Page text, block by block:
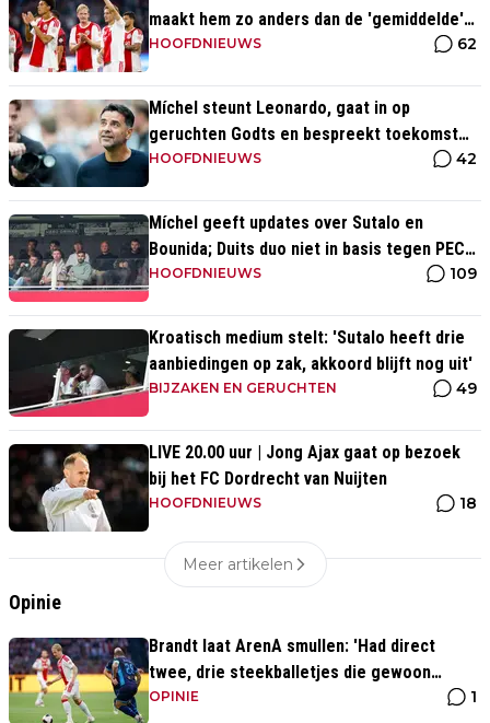
maakt hem zo anders dan de 'gemiddelde'
voetballer?
HOOFDNIEUWS 62
Míchel steunt Leonardo, gaat in op
geruchten Godts en bespreekt toekomst
Baas bij Ajax
HOOFDNIEUWS 42
Míchel geeft updates over Sutalo en
Bounida; Duits duo niet in basis tegen PEC
Zwolle
HOOFDNIEUWS 109
Kroatisch medium stelt: 'Sutalo heeft drie
aanbiedingen op zak, akkoord blijft nog uit'
BIJZAKEN EN GERUCHTEN 49
LIVE 20.00 uur | Jong Ajax gaat op bezoek
bij het FC Dordrecht van Nuijten
HOOFDNIEUWS 18
Meer artikelen
Opinie
Brandt laat ArenA smullen: 'Had direct
twee, drie steekballetjes die gewoon
perfect waren'
OPINIE 1